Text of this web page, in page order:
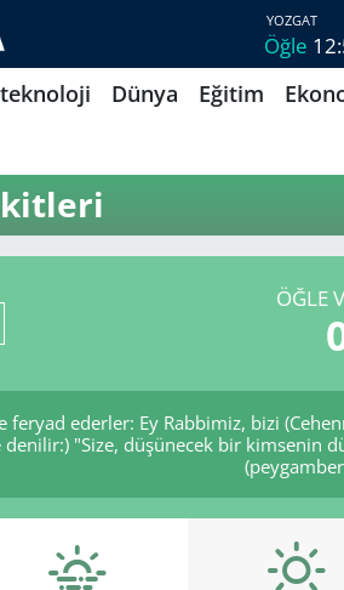
Öğle
Dünya Eğitim
ÖĞLE
ederler: Ey Rabbimiz, bizi
"Size, düşünecek bir kimsenin